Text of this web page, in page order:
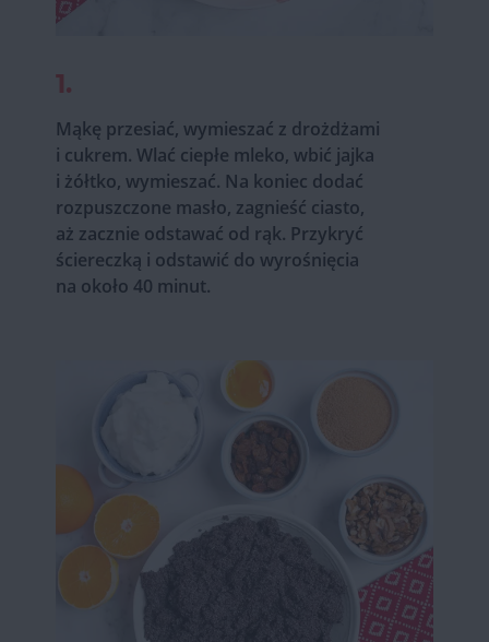
1.
Mąkę przesiać, wymieszać z drożdżami
i cukrem. Wlać ciepłe mleko, wbić jajka
i żółtko, wymieszać. Na koniec dodać
rozpuszczone masło, zagnieść ciasto,
aż zacznie odstawać od rąk. Przykryć
ściereczką i odstawić do wyrośnięcia
na około 40 minut.